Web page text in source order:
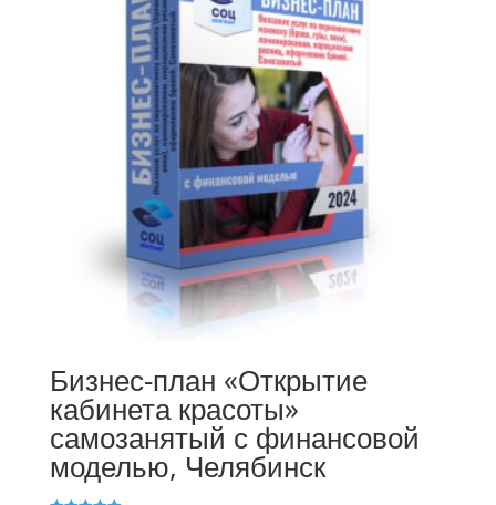
Бизнес-план «Открытие
кабинета красоты»
самозанятый с финансовой
моделью, Челябинск